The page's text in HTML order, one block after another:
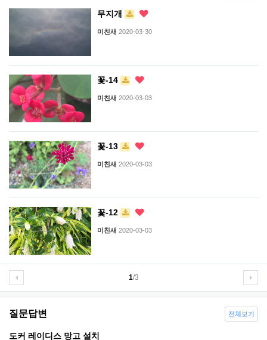
무지개
미친새 2020-03-30
꽃-14
미친새 2020-03-03
꽃-13
미친새 2020-03-03
꽃-12
미친새 2020-03-03
1/3
질문답변
도커 레이디스 망고 설치
전체보기